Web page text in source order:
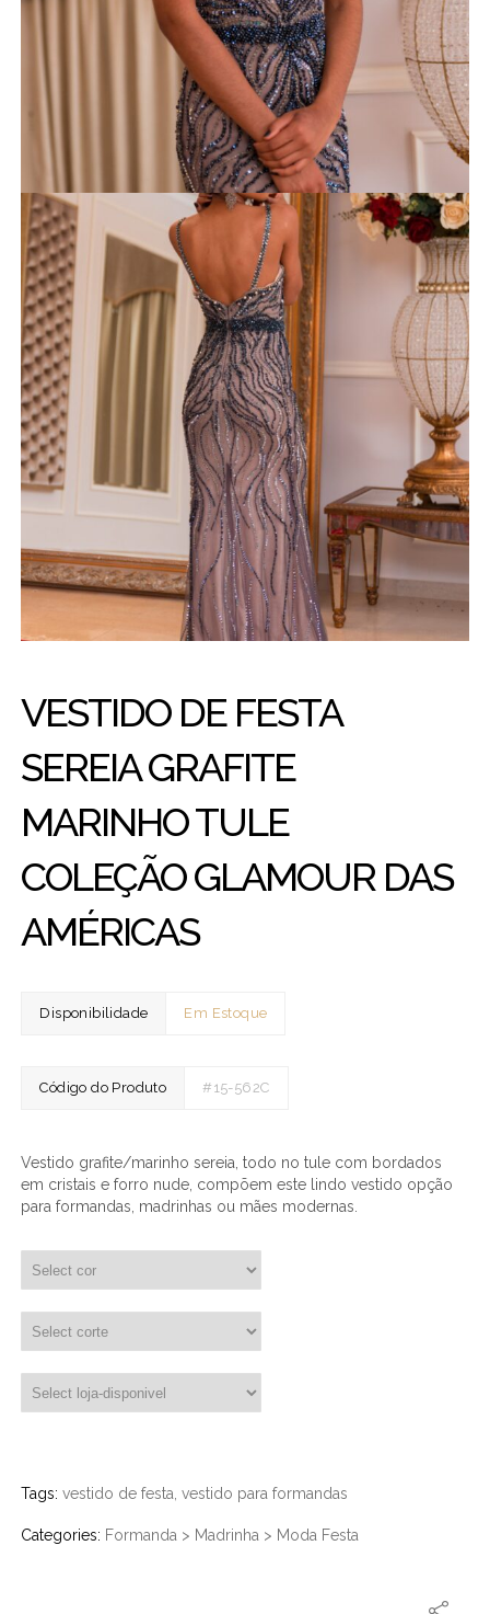
VESTIDO DE FESTA
SEREIA GRAFITE
MARINHO TULE
COLEÇÃO GLAMOUR DAS
AMÉRICAS
Disponibilidade Em Estoque
Código do Produto #15-562C
Vestido grafite/marinho sereia, todo no tule com bordados
em cristais e forro nude, compõem este lindo vestido opção
para formandas, madrinhas ou mães modernas.
Tags: vestido de festa ,vestido para formandas
Categories: Formanda > Madrinha > Moda Festa